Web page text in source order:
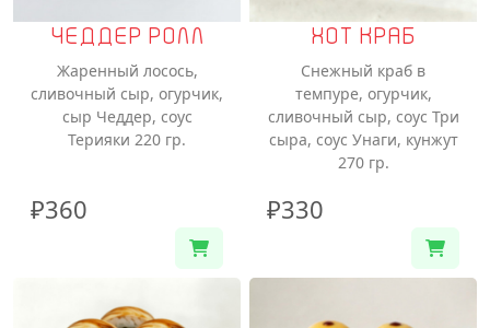
ЧЕДДЕР РОЛЛ
Жаренный лосось,
сливочный сыр, огурчик,
сыр Чеддер, соус
Терияки 220 гр.
₽360
ХОТ КРАБ
Снежный краб в
темпуре, огурчик,
сливочный сыр, соус Три
сыра, соус Унаги, кунжут
270 гр.
₽330